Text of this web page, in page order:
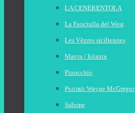
LA CENERENTOLA
La Fanciulla del West
Les Vêpres siciliennes
Mavra / Iolanta
Pinocchio
Portrait Wayne McGregor
Salome